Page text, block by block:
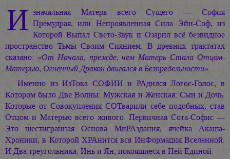
И значальная Матерь всего Сущего — София
Премудрая, или Непроявленная Сила Эйн-Соф, из
Которой Выпал Свето-Звук и Озарил всё безвидное
пространство Тьмы Своим Сиянием. В древних трактатах
сказано: «От Начала, прежде, чем Матерь Стала Отцом-
Матерью, Огненный Дракон двигался в Безпредельности».
Именно из ИзТока СОФИИ и РАдилсяЛогос-Голос, в
Котором было Две Волны: Мужская и Женская: Сын и Дочь.
Которые от Совокупления СОТварили себе подобных, став
Отцом и Матерью всего живого. Первичная Сота-Софис —
Это шестигранная Основа МиРАздания, ячейка Акаша-
Хроники, в Которой ХРАнится вся ИнФормация Вселенной.
И Два треугольника: Инь и Ян, покоящиеся в Ней Единой.